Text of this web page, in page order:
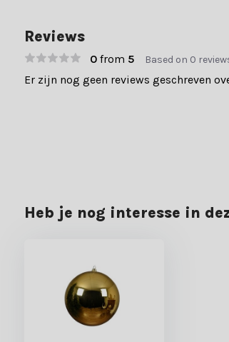
Reviews
0from 5 Based on 0
Er zijn nog geen reviews geschreven
Heb je nog interesse in